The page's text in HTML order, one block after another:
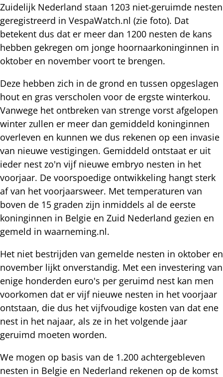
Zuidelijk Nederland staan 1203 niet-geruimde nesten
geregistreerd in VespaWatch.nl (zie foto). Dat
betekent dus dat er meer dan 1200 nesten de kans
hebben gekregen om jonge hoornaarkoninginnen in
oktober en november voort te brengen.
Deze hebben zich in de grond en tussen opgeslagen
hout en gras verscholen voor de ergste winterkou.
Vanwege het ontbreken van strenge vorst afgelopen
winter zullen er meer dan gemiddeld koninginnen
overleven en kunnen we dus rekenen op een invasie
van nieuwe vestigingen. Gemiddeld ontstaat er uit
ieder nest zo'n vijf nieuwe embryo nesten in het
voorjaar. De voorspoedige ontwikkeling hangt sterk
af van het voorjaarsweer. Met temperaturen van
boven de 15 graden zijn inmiddels al de eerste
koninginnen in Belgie en Zuid Nederland gezien en
gemeld in waarneming.nl.
Het niet bestrijden van gemelde nesten in oktober en
november lijkt onverstandig. Met een investering van
enige honderden euro's per geruimd nest kan men
voorkomen dat er vijf nieuwe nesten in het voorjaar
ontstaan, die dus het vijfvoudige kosten van dat ene
nest in het najaar, als ze in het volgende jaar
geruimd moeten worden.
We mogen op basis van de 1.200 achtergebleven
nesten in Belgie en Nederland rekenen op de komst